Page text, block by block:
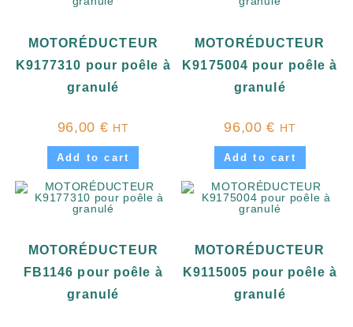
MOTORÉDUCTEUR
K9177310 pour poêle à
granulé
96,00 € HT
Add to cart
MOTORÉDUCTEUR
K9175004 pour poêle à
granulé
96,00€ HT
Add to cart
MOTORÉDUCTEUR
FB1146 pour poêle à
granulé
MOTORÉDUCTEUR
K9115005 pour poêle à
granulé